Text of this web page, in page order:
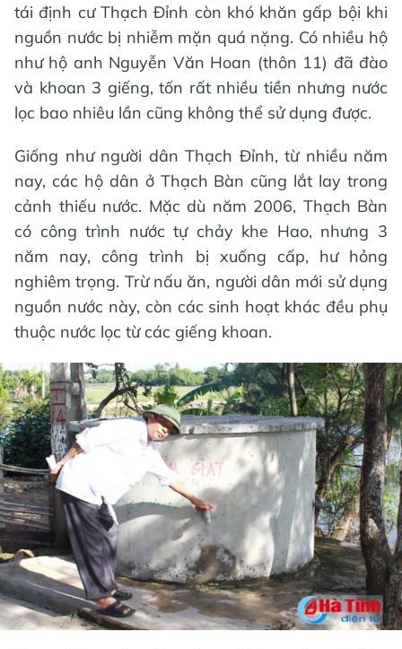
tái định cư Thạch Đỉnh còn khó khăn gấp bội khi
nguồn nước bị nhiễm mặn quá nặng. Có nhiều hộ
như hộ anh Nguyễn Văn Hoan (thôn 11) đã đào
và khoan 3 giếng, tốn rất nhiều tiền nhưng nước
lọc bao nhiêu lần cũng không thể sử dụng được.
Giống như người dân Thạch Đỉnh, từ nhiều năm
nay, các hộ dân ở Thạch Bàn cũng lắt lay trong
cảnh thiếu nước. Mặc dù năm 2006, Thạch Bàn
có công trình nước tự chảy khe Hao, nhưng 3
năm nay, công trình bị xuống cấp, hư hỏng
nghiêm trọng. Trừ nấu ăn, người dân mới sử dụng
nguồn nước này, còn các sinh hoạt khác đều phụ
thuộc nước lọc từ các giếng khoan.